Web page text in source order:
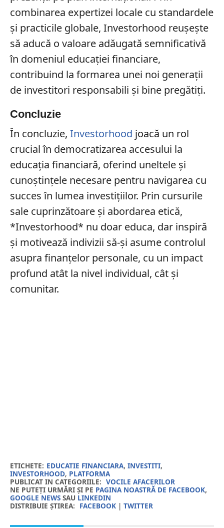
combinarea expertizei locale cu standardele
și practicile globale, Investorhood reușește
să aducă o valoare adăugată semnificativă
în domeniul educației financiare,
contribuind la formarea unei noi generații
de investitori responsabili și bine pregătiți.
Concluzie
În concluzie, Investorhood joacă un rol
crucial în democratizarea accesului la
educația financiară, oferind uneltele și
cunoștințele necesare pentru navigarea cu
succes în lumea investițiilor. Prin cursurile
sale cuprinzătoare și abordarea etică,
*Investorhood* nu doar educa, dar inspiră
și motivează indivizii să-și asume controlul
asupra finanțelor personale, cu un impact
profund atât la nivel individual, cât și
comunitar.
ETICHETE: EDUCATIE FINANCIARA, INVESTITI,
INVESTORHOOD, PLATFORMA
PUBLICAT IN CATEGORIILE: VOCILE AFACERILOR
NE PUTEȚI URMĂRI ȘI PE PAGINA NOASTRĂ DE FACEBOOK,
GOOGLE NEWSSAU LINKEDIN
DISTRIBUIE ȘTIREA: FACEBOOK| TWITTER